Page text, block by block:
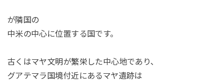
が隣国の
中米の中心に位置する国です。
古くはマヤ文明が繁栄した中心地であり、
グアテマラ国境付近にあるマヤ遺跡は